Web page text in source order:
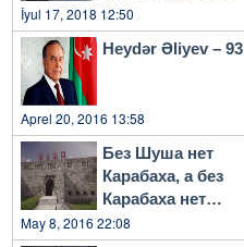
başlayacaq
İyul 17, 2018 12:50
Heydər Əliyev – 93
Aprel 20, 2016 13:58
Без Шуша нет
Карабаха, а без
Карабаха нет
Азербайджана…
May 8, 2016 22:08